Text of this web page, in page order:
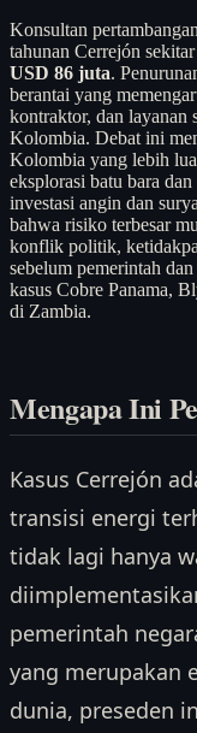
Konsultan
tahunan Cerrejón sekitar
USD 86 juta.
berantai yang
kontraktor, dan layanan
Kolombia. Debat ini
Kolombia yang lebih
eksplorasi batu bara
investasi angin dan
bahwa risiko terbesar
konflik politik,
sebelum pemerintah
kasus Cobre Panama,
di Zambia.
Mengapa Ini
Kasus Cerrejón
transisi energi
tidak lagi hanya
pemerintah
yang merupakan
dunia, preseden